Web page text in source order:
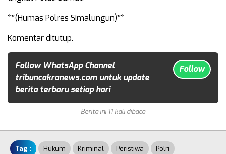
**(Humas Polres Simalungun)**
Komentar ditutup.
Follow WhatsApp Channel
tribuncakranews.com untuk update
berita terbaru setiap hari
Follow
Berita ini 11 kali dibaca
Tag : Hukum Kriminal Peristiwa Polri